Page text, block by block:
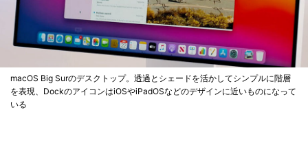
macOS Big Surのデスクトップ。透過とシェードを活かしてシンプルに階層
を表現、DockのアイコンはiOSやiPadOSなどのデザインに近いものになって
いる